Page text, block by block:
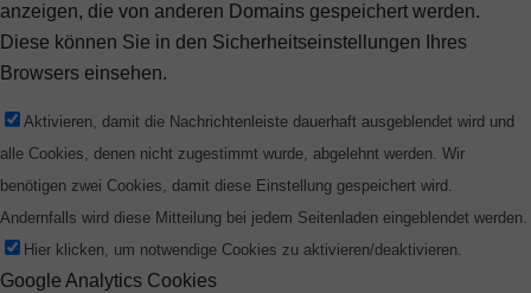
anzeigen, die von anderen Domains gespeichert werden.
Diese können Sie in den Sicherheitseinstellungen Ihres
Browsers einsehen.
Aktivieren, damit die Nachrichtenleiste dauerhaft ausgeblendet wird und
alle Cookies, denen nicht zugestimmt wurde, abgelehnt werden. Wir
benötigen zwei Cookies, damit diese Einstellung gespeichert wird.
Andernfalls wird diese Mitteilung bei jedem Seitenladen eingeblendet werden.
Hier klicken, um notwendige Cookies zu aktivieren/deaktivieren.
Google Analytics Cookies